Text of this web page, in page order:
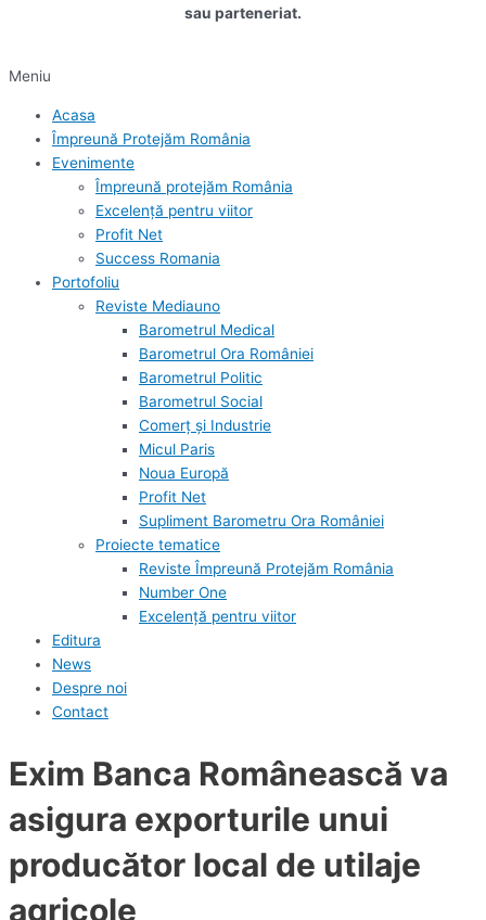
sau parteneriat.
Meniu
Acasa
Împreună Protejăm România
Evenimente
Împreună protejăm România
Excelență pentru viitor
Profit Net
Success Romania
Portofoliu
Reviste Mediauno
Barometrul Medical
Barometrul Ora României
Barometrul Politic
Barometrul Social
Comerț și Industrie
Micul Paris
Noua Europă
Profit Net
Supliment Barometru Ora României
Proiecte tematice
Reviste Împreună Protejăm România
Number One
Excelență pentru viitor
Editura
News
Despre noi
Contact
Exim Banca Românească va
asigura exporturile unui
producător local de utilaje
agricole